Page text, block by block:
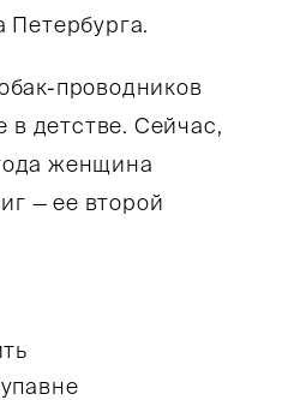
Петербурга.
проводников
в детстве. Сейчас,
женщина
— ее второй